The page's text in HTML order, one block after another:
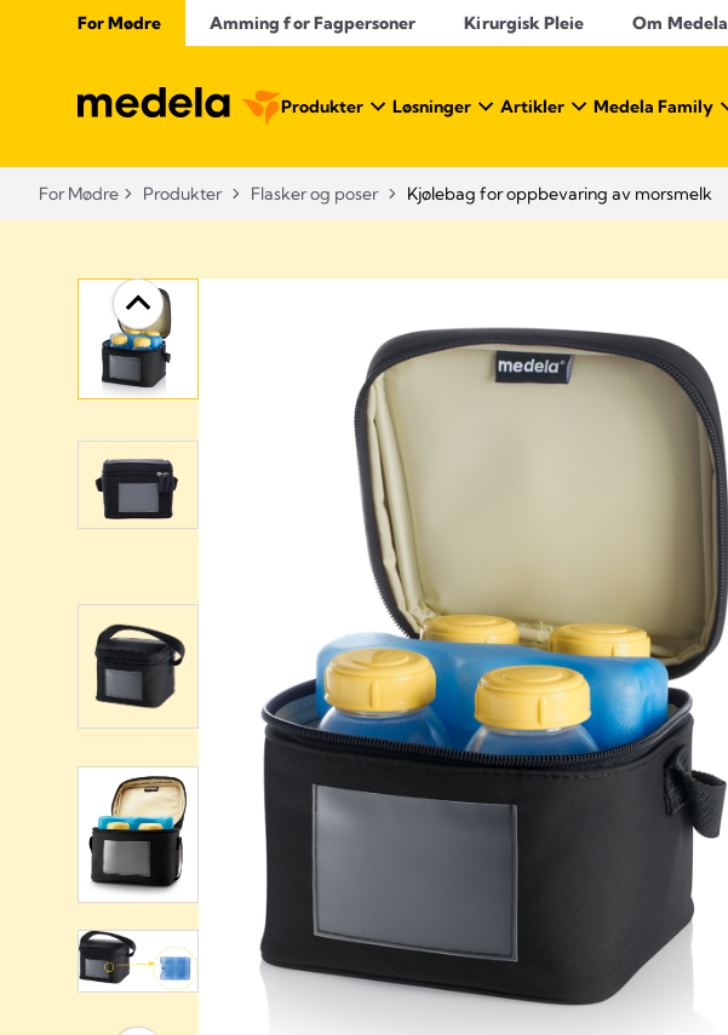
For Mødre Amming for Fagpersoner Kirurgisk Pleie Om Medela
Produkter Løsninger Artikler Medela Family
For Mødre Produkter Flasker og poser Kjølebag for oppbevaring av morsmelk